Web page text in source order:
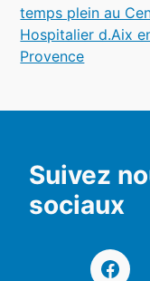
l’article
temps plein au
Hospitalier d.Aix
Provence
Suivez
sociaux